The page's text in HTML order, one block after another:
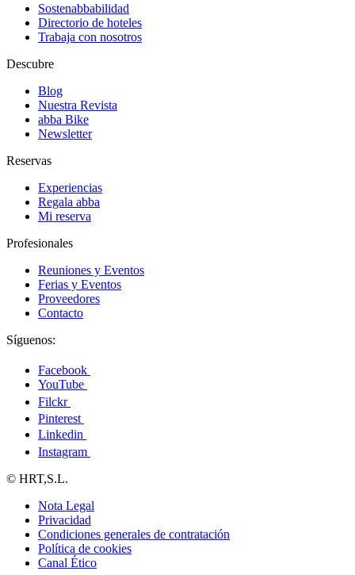
Sostenabbabilidad
Directorio de hoteles
Trabaja con nosotros
Descubre
Blog
Nuestra Revista
abba Bike
Newsletter
Reservas
Experiencias
Regala abba
Mi reserva
Profesionales
Reuniones y Eventos
Ferias y Eventos
Proveedores
Contacto
Síguenos:
Facebook
YouTube
Filckr
Pinterest
Linkedin
Instagram
© HRT,S.L.
Nota Legal
Privacidad
Condiciones generales de contratación
Política de cookies
Canal Ético